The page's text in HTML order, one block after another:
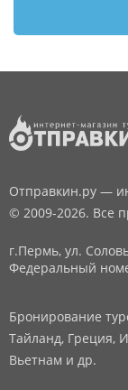
Отправкин.ру —
© 2009-2026. Все
г.Пермь, ул.
Федеральный
Бронирование
Тайланд, Греция,
Вьетнам и др.